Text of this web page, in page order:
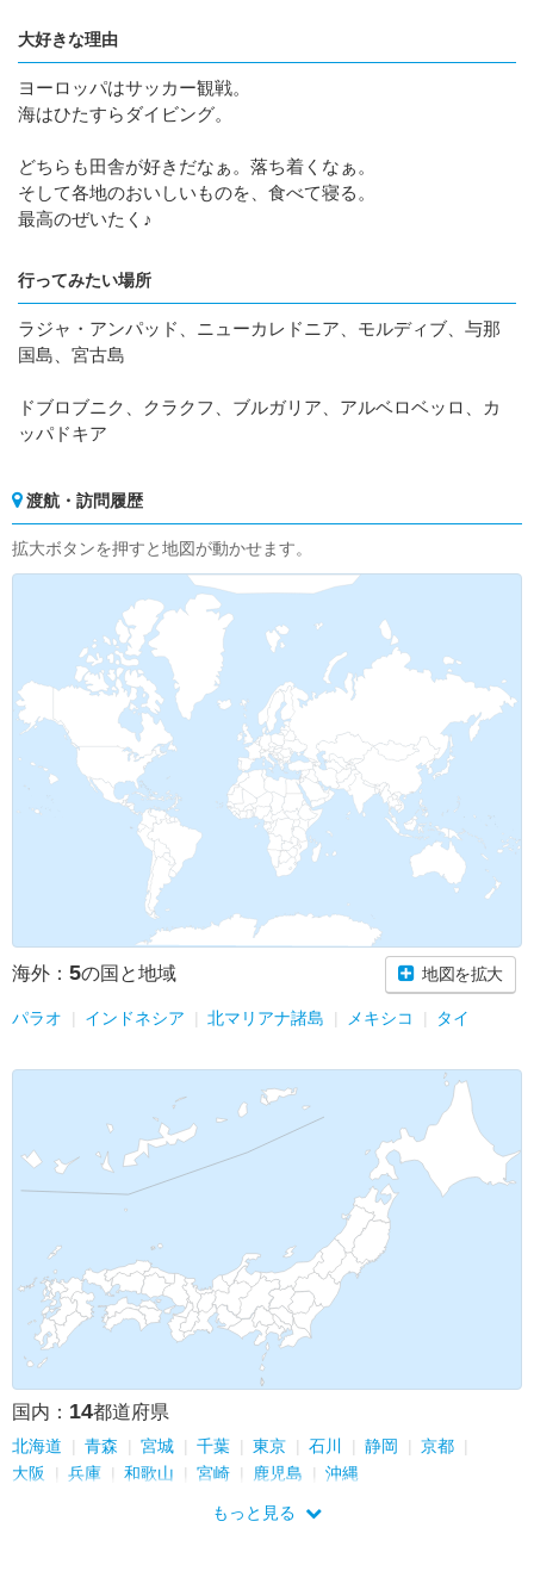
大好きな理由
ヨーロッパはサッカー観戦。
海はひたすらダイビング。
どちらも田舎が好きだなぁ。落ち着くなぁ。
そして各地のおいしいものを、食べて寝る。
最高のぜいたく♪
行ってみたい場所
ラジャ・アンパッド、ニューカレドニア、モルディブ、与那
国島、宮古島
ドブロブニク、クラクフ、ブルガリア、アルベロベッロ、カ
ッパドキア
渡航・訪問履歴
拡大ボタンを押すと地図が動かせます。
海外： 5の国と地域 地図を拡大
パラオ インドネシア 北マリアナ諸島 メキシコ タイ
国内： 14都道府県
北海道 青森 宮城 千葉 東京 石川 静岡
京都
大阪
兵庫 和歌山 宮崎 鹿児島 沖縄
もっと見る